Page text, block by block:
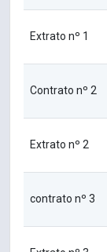
Extrato nº 1
Contrato nº 2
Extrato nº 2
contrato nº 3